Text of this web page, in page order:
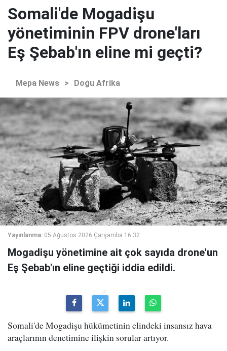
Somali'de Mogadişu
yönetiminin FPV drone'ları
Eş Şebab'ın eline mi geçti?
Mepa News > Doğu Afrika
Yayınlanma: 05 Ağustos 2026 Çarşamba 16:32
Mogadişu yönetimine ait çok sayıda drone'un
Eş Şebab'ın eline geçtiği iddia edildi.
Somali'de Mogadişu hükümetinin elindeki insansız hava
araçlarının denetimine ilişkin sorular artıyor.